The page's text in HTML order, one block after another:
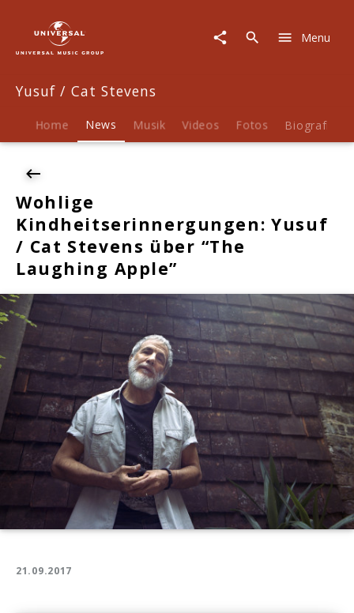
Stevens
News
Wohlige
Kindheitserinnergungen:
Stevens
über
"The
Laughing
Apple"
Menu
Yusuf / Cat Stevens
Home News Musik Videos Fotos Biografie
Wohlige
Kindheitserinnergungen: Yusuf
/ Cat Stevens über “The
Laughing Apple”
21.09.2017